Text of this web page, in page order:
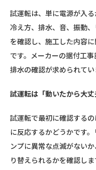
試運転は、単に電源が入
冷え方、排水、音、振動
を確認し、施工した内容
です。メーカーの据付工
排水の確認が求められてい
試運転は「動いたから大
試運転で最初に確認する
に反応するかどうかです
ンプに異常な点滅がない
り替えられるかを確認しま